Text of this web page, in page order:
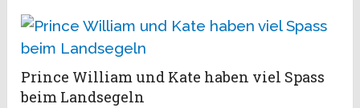
Prince William und Kate haben viel Spass
beim Landsegeln